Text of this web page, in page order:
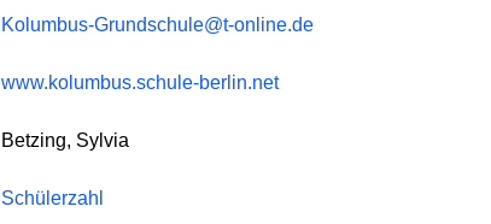
Kolumbus-Grundschule@t-online.de
www.kolumbus.schule-berlin.net
Betzing, Sylvia
Schülerzahl